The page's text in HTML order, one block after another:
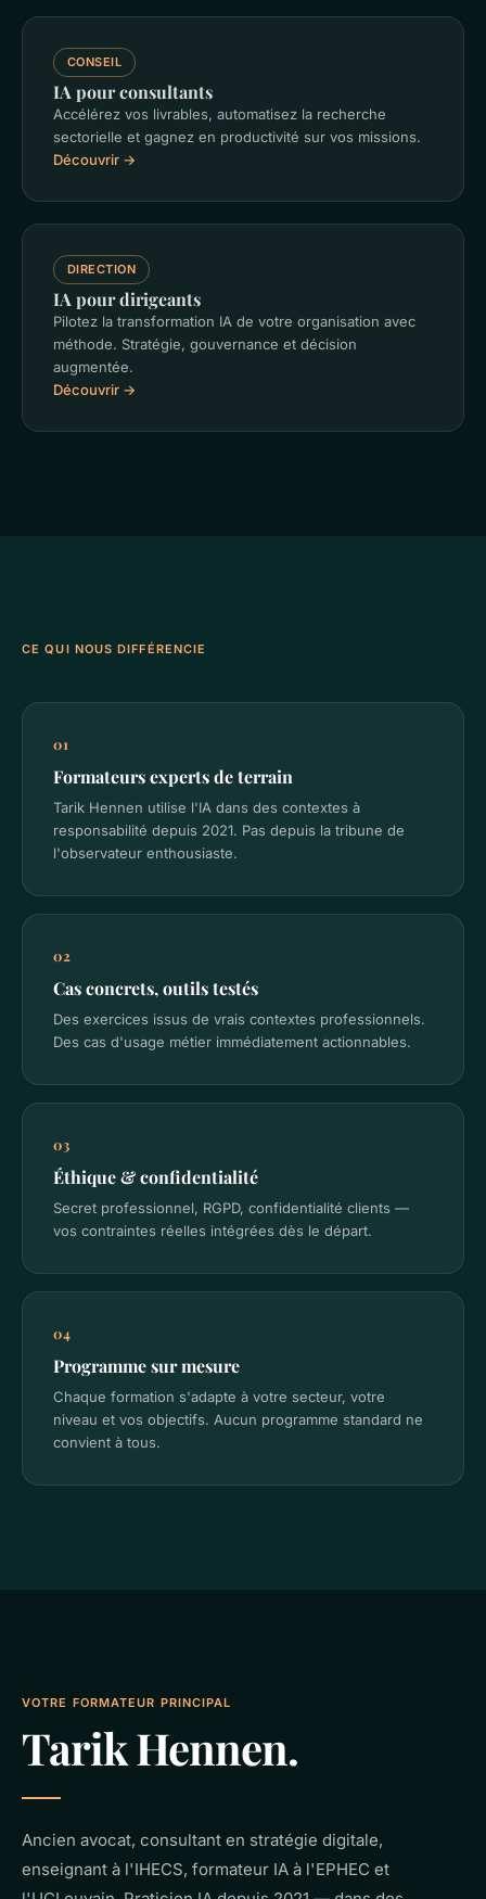
CONSEIL
IA pour consultants
Accélérez vos livrables, automatisez la recherche
sectorielle et gagnez en productivité sur vos missions.
Découvrir →
DIRECTION
IA pour dirigeants
Pilotez la transformation IA de votre organisation avec
méthode. Stratégie, gouvernance et décision
augmentée.
Découvrir →
CE QUI NOUS DIFFÉRENCIE
01
Formateurs experts de terrain
Tarik Hennen utilise l'IA dans des contextes à
responsabilité depuis 2021. Pas depuis la tribune de
l'observateur enthousiaste.
02
Cas concrets, outils testés
Des exercices issus de vrais contextes professionnels.
Des cas d'usage métier immédiatement actionnables.
03
Éthique & confidentialité
Secret professionnel, RGPD, confidentialité clients —
vos contraintes réelles intégrées dès le départ.
04
Programme sur mesure
Chaque formation s'adapte à votre secteur, votre
niveau et vos objectifs. Aucun programme standard ne
convient à tous.
VOTRE FORMATEUR PRINCIPAL
Tarik Hennen.
Ancien avocat, consultant en stratégie digitale,
enseignant à l'IHECS, formateur IA à l'EPHEC et